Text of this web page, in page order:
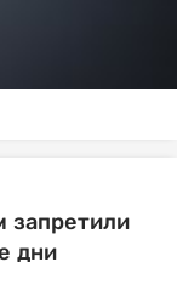
запретили
дни